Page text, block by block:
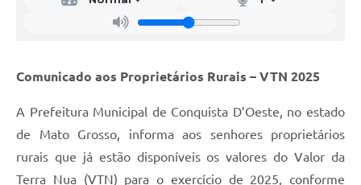
Comunicado aos Proprietários Rurais – VTN 2025
A Prefeitura Municipal de Conquista D’Oeste, no estado
de Mato Grosso, informa aos senhores proprietários
rurais que já estão disponíveis os valores do Valor da
Terra Nua (VTN) para o exercício de 2025, conforme